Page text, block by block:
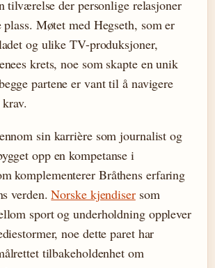
tilværelse der personlige relasjoner
Møtet med Hegseth, som er
og ulike TV-produksjoner,
krets, noe som skapte en unik
partene er vant til å navigere
sin karrière som journalist og
opp en kompetanse i
komplementerer Bråthens erfaring
verden.Norske kjendisersom
sport og underholdning opplever
noe dette paret har
tilbakeholdenhet om